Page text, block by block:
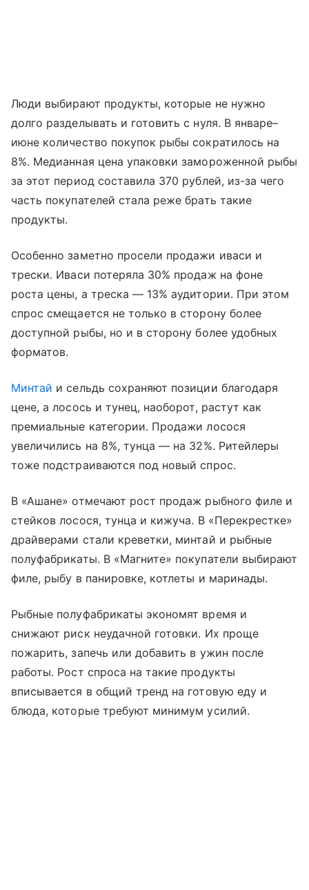
Люди выбирают продукты, которые не нужно
долго разделывать и готовить с нуля. В январе–
июне количество покупок рыбы сократилось на
8%. Медианная цена упаковки замороженной рыбы
за этот период составила 370 рублей, из-за чего
часть покупателей стала реже брать такие
продукты.
Особенно заметно просели продажи иваси и
трески. Иваси потеряла 30% продаж на фоне
роста цены, а треска — 13% аудитории. При этом
спрос смещается не только в сторону более
доступной рыбы, но и в сторону более удобных
форматов.
Минтай и сельдь сохраняют позиции благодаря
цене, а лосось и тунец, наоборот, растут как
премиальные категории. Продажи лосося
увеличились на 8%, тунца — на 32%. Ритейлеры
тоже подстраиваются под новый спрос.
В «Ашане» отмечают рост продаж рыбного филе и
стейков лосося, тунца и кижуча. В «Перекрестке»
драйверами стали креветки, минтай и рыбные
полуфабрикаты. В «Магните» покупатели выбирают
филе, рыбу в панировке, котлеты и маринады.
Рыбные полуфабрикаты экономят время и
снижают риск неудачной готовки. Их проще
пожарить, запечь или добавить в ужин после
работы. Рост спроса на такие продукты
вписывается в общий тренд на готовую еду и
блюда, которые требуют минимум усилий.